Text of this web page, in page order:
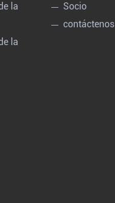
la
la
Socio
contáctenos